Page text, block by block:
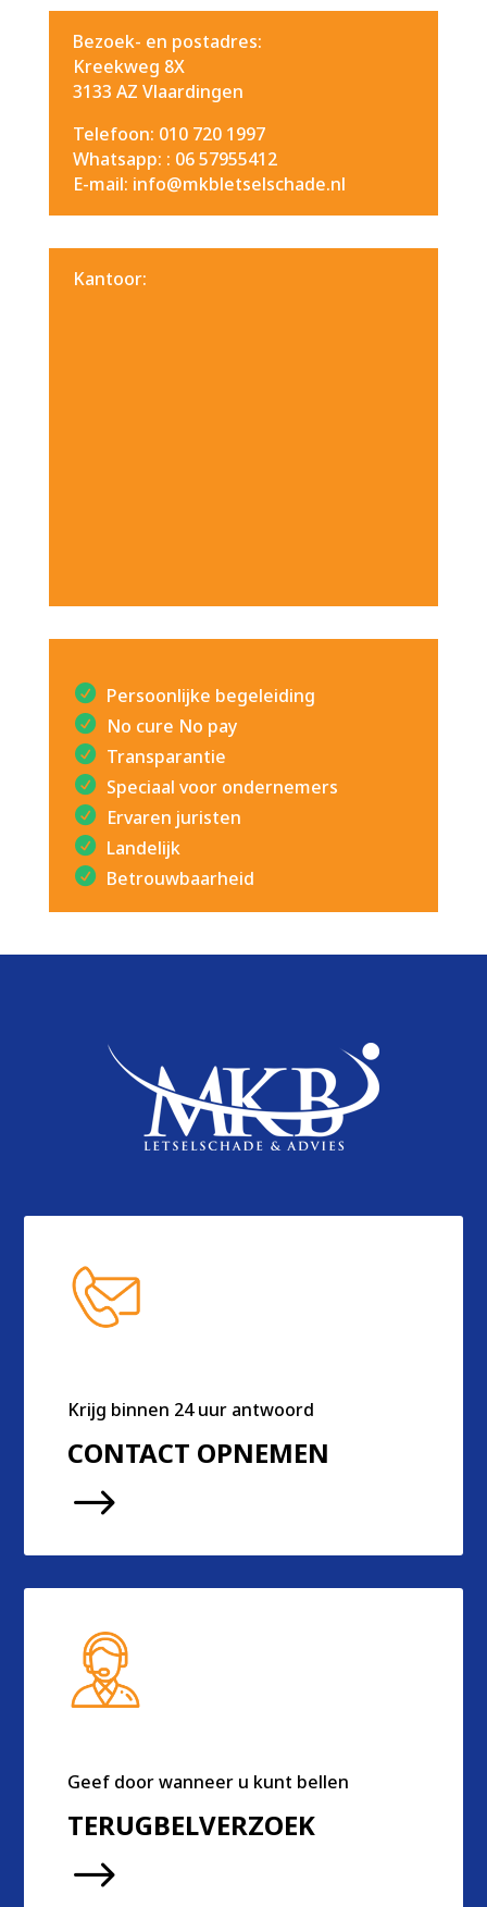
Bezoek- en postadres:
Kreekweg 8X
3133 AZ Vlaardingen
Telefoon: 010 720 1997
Whatsapp: : 06 57955412
E-mail: info@mkbletselschade.nl
Kantoor:
Persoonlijke begeleiding
No cure No pay
Transparantie
Speciaal voor ondernemers
Ervaren juristen
Landelijk
Betrouwbaarheid
Krijg binnen 24 uur antwoord
CONTACT OPNEMEN
$
Geef door wanneer u kunt bellen
TERUGBELVERZOEK
$